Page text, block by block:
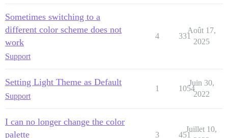
Sometimes switching to a
different color scheme does not
work
Support
4 331
Août 17,
2025
Setting Light Theme as Default
Support
1 1054
Juin 30,
2022
I can no longer change the color
palette
3 451
Juillet 10,